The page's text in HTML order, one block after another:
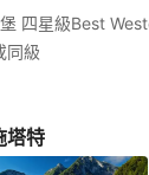
四星級Best
同級
塔特